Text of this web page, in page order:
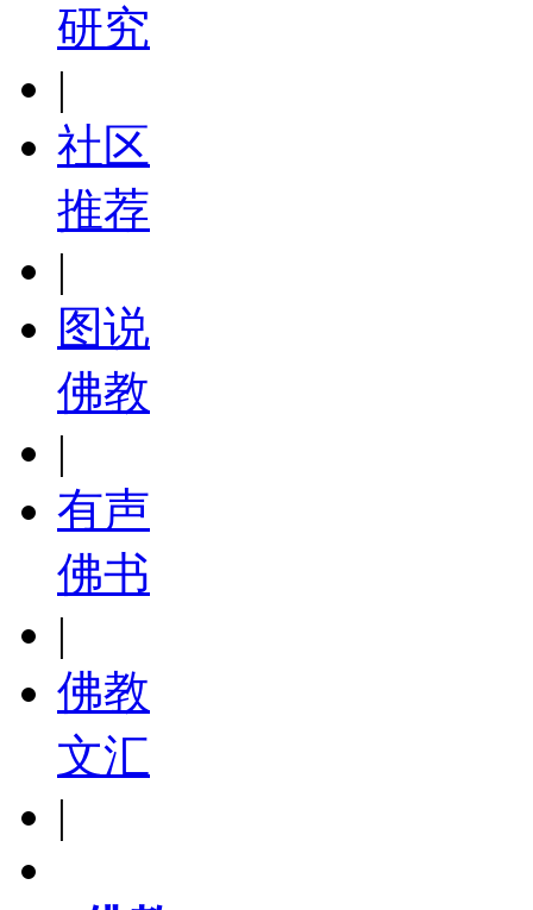
研究
|
社区
推荐
|
图说
佛教
|
有声
佛书
|
佛教
文汇
|